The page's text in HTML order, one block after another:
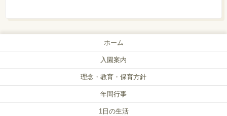
ホーム
入園案内
理念・教育・保育方針
年間行事
1日の生活